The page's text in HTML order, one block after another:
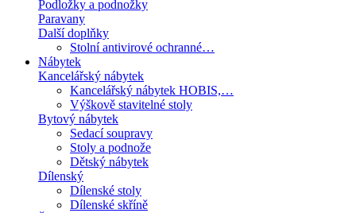
Podložky a podnožky
Paravany
Další doplňky
Stolní antivirové ochranné…
Nábytek
Kancelářský nábytek
Kancelářský nábytek HOBIS,…
Výškově stavitelné stoly
Bytový nábytek
Sedací soupravy
Stoly a podnože
Dětský nábytek
Dílenský
Dílenské stoly
Dílenské skříně